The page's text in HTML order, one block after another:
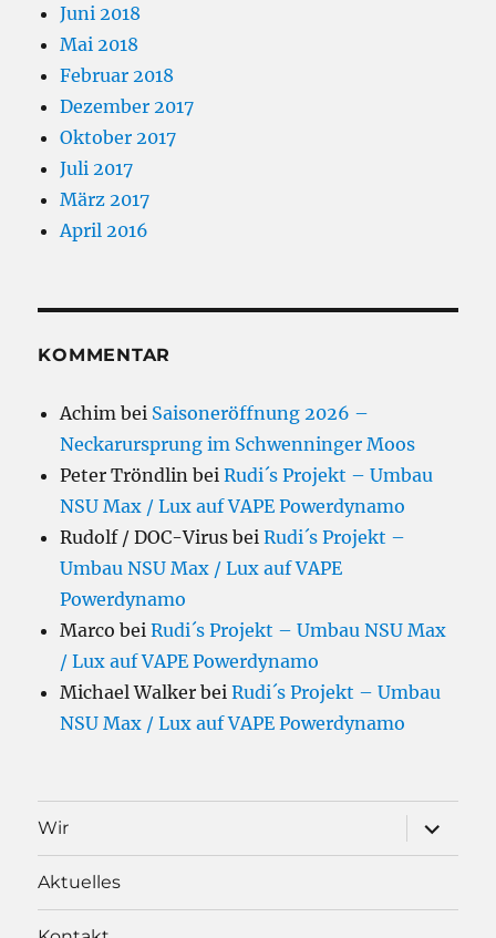
Juni 2018
Mai 2018
Februar 2018
Dezember 2017
Oktober 2017
Juli 2017
März 2017
April 2016
KOMMENTAR
Achim bei Saisoneröffnung 2026 –
Neckarursprung im Schwenninger Moos
Peter Tröndlin beiRudi´s Projekt – Umbau
NSU Max / Lux auf VAPE Powerdynamo
Rudolf / DOC-Virus beiRudi´s Projekt –
Umbau NSU Max / Lux auf VAPE
Powerdynamo
Marco beiRudi´s Projekt – Umbau NSU Max
/ Lux auf VAPE Powerdynamo
Michael Walker beiRudi´s Projekt – Umbau
NSU Max / Lux auf VAPE Powerdynamo
Wir
öffnen
Aktuelles